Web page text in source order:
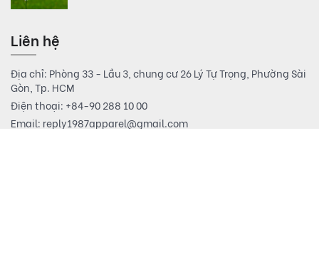
Liên hệ
Địa chỉ: Phòng 33 - Lầu 3, chung cư 26 Lý Tự Trọng, Phường Sài
Gòn, Tp. HCM
Điện thoại: +84-90 288 10 00
Email: reply1987apparel@gmail.com